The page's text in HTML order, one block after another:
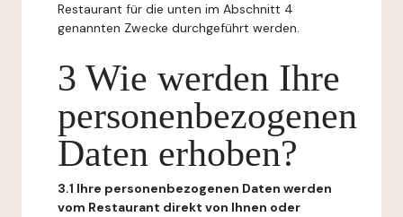
Restaurant für die unten im Abschnitt 4
genannten Zwecke durchgeführt werden.
3 Wie werden Ihre
personenbezogenen
Daten erhoben?
3.1 Ihre personenbezogenen Daten werden
vom Restaurant direkt von Ihnen oder